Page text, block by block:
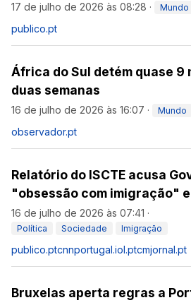
17 de julho de 2026 às 08:28 · Mundo
publico.pt
África do Sul detém quase 9
duas semanas
16 de julho de 2026 às 16:07 · Mundo
observador.pt
Relatório do ISCTE acusa
"obsessão com imigração"
16 de julho de 2026 às 07:41 ·
Política Sociedade Imigração
publico.ptcnnportugal.iol.ptcmjornal.pt
Bruxelas aperta regras a